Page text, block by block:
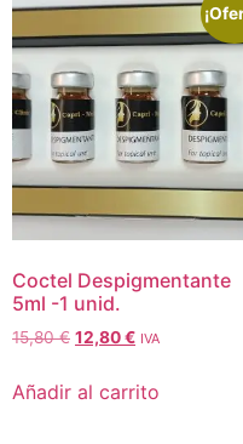
Coctel Despigmentante
5ml -1 unid.
15,80€ 12,80€ IVA
Añadir al carrito